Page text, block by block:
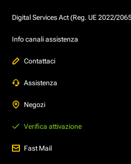
Digital Services Act (Reg. UE 2022/
Info canali assistenza
Contattaci
Assistenza
Negozi
Verifica attivazione
Fast Mail